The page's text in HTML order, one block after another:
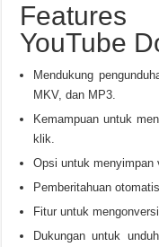
Features
YouTube
Mendukung
MKV, dan MP3.
Kemampuan untuk
klik.
Opsi untuk menyimpan
Pemberitahuan
Fitur untuk
Dukungan untuk